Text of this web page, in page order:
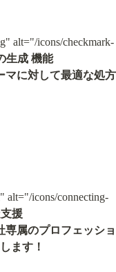
alt="/icons/checkmark-
生成 機能
マに対して最適な処方
alt="/icons/connecting-
援
専属のプロフェッショ
ます！